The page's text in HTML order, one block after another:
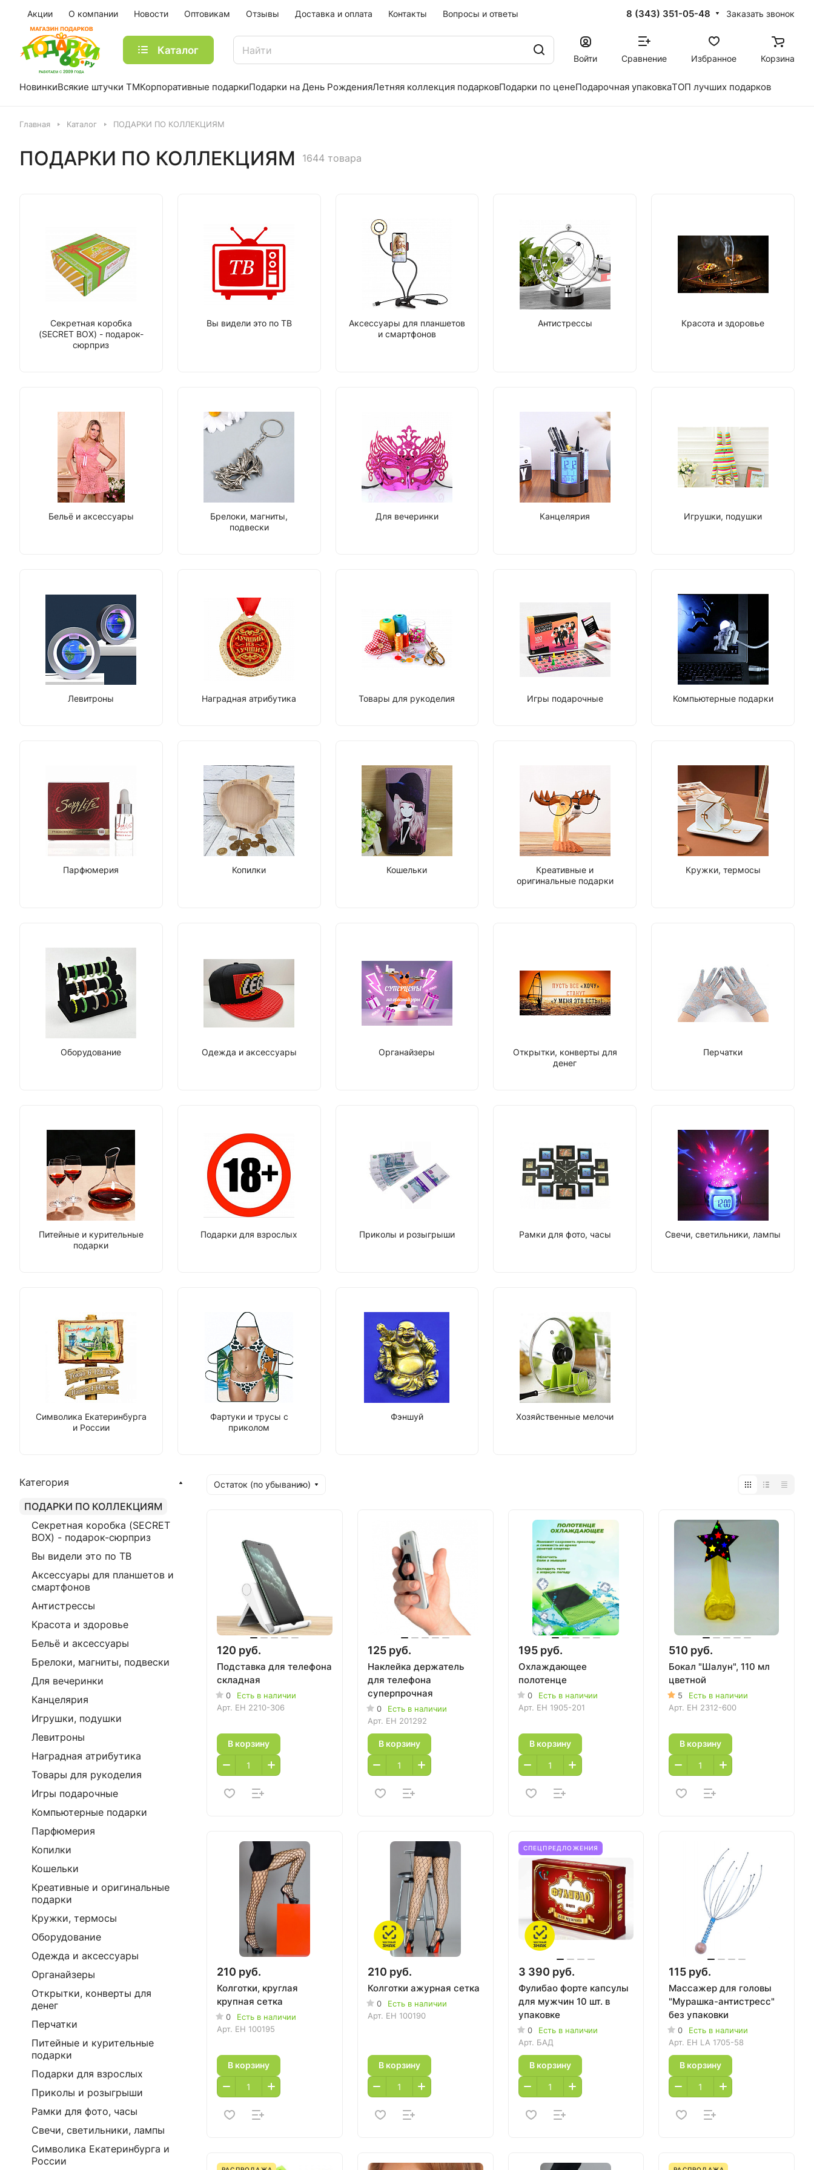
Акции О компании Новости Оптовикам Отзывы Доставка и оплата Контакты Вопросы и ответы 8 (343) 351-05-48 Заказать звонок
Каталог
Войти Сравнение Избранное Корзина
НовинкиВсякие штучки ТМКорпоративные подаркиПодарки на День РожденияЛетняя коллекция подарковПодарки по ценеПодарочная упаковкаТОП лучших подарков
Главная Каталог ПОДАРКИ ПО КОЛЛЕКЦИЯМ
ПОДАРКИ ПО КОЛЛЕКЦИЯМ 1644 товара
Секретная коробка
(SECRET BOX) - подарок-
сюрприз
Вы видели это по ТВ
Аксессуары для планшетов
и смартфонов
Антистрессы Красота и здоровье
Бельё и аксессуары
Брелоки, магниты,
подвески
Для вечеринки Канцелярия Игрушки, подушки
Левитроны Наградная атрибутика Товары для рукоделия Игры подарочные Компьютерные подарки
Парфюмерия Копилки Кошельки
Креативные и
оригинальные подарки
Кружки, термосы
Оборудование Одежда и аксессуары Органайзеры
Открытки, конверты для
денег
Перчатки
Питейные и курительные
подарки
Подарки для взрослых Приколы и розыгрыши Рамки для фото, часы Свечи, светильники, лампы
Символика Екатеринбурга
и России
Фартуки и трусы с
приколом
Фэншуй Хозяйственные мелочи
Остаток (по убыванию)
120 руб.
Подставка для телефона
складная
0
Есть в наличии
Арт. EH 2210-306
В корзину
125 руб.
Наклейка держатель
для телефона
суперпрочная
0
Есть в наличии
Арт. EH 201292
В корзину
195 руб.
Охлаждающее
полотенце
0
Есть в наличии
Арт. EH 1905-201
В корзину
510 руб.
Бокал "Шалун", 110 мл
цветной
5
Есть в наличии
Арт. EH 2312-600
В корзину
210 руб.
Колготки, круглая
крупная сетка
0
Есть в наличии
Арт. EH 100195
В корзину
210 руб.
Колготки ажурная сетка
0
Есть в наличии
Арт. EH 100190
В корзину
СПЕЦПРЕДЛОЖЕНИЯ
3 390 руб.
Фулибао форте капсулы
для мужчин 10 шт. в
упаковке
0
Есть в наличии
Арт. БАД
В корзину
115 руб.
Массажер для головы
"Мурашка-антистресс"
без упаковки
0
Есть в наличии
Арт. EH LA 1705-58
В корзину
Категория
ПОДАРКИ ПО КОЛЛЕКЦИЯМ
Секретная коробка (SECRET
BOX) - подарок-сюрприз
Вы видели это по ТВ
Аксессуары для планшетов и
смартфонов
Антистрессы
Красота и здоровье
Бельё и аксессуары
Брелоки, магниты, подвески
Для вечеринки
Канцелярия
Игрушки, подушки
Левитроны
Наградная атрибутика
Товары для рукоделия
Игры подарочные
Компьютерные подарки
Парфюмерия
Копилки
Кошельки
Креативные и оригинальные
подарки
Кружки, термосы
Оборудование
Одежда и аксессуары
Органайзеры
Открытки, конверты для
денег
Перчатки
Питейные и курительные
подарки
Подарки для взрослых
Приколы и розыгрыши
Рамки для фото, часы
Свечи, светильники, лампы
Символика Екатеринбурга и
России